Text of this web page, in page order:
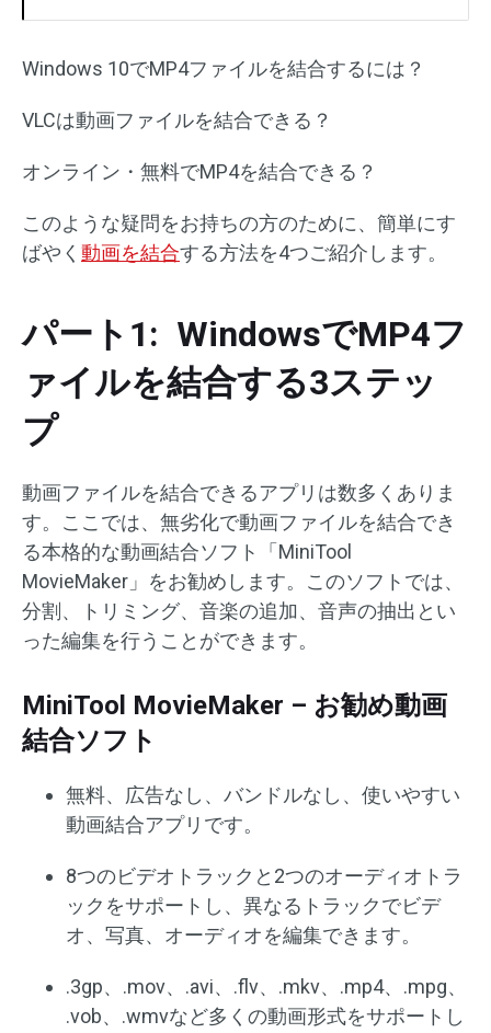
Windows 10でMP4ファイルを結合するには？
VLCは動画ファイルを結合できる？
オンライン・無料でMP4を結合できる？
このような疑問をお持ちの方のために、簡単にす
ばやく 動画を結合する方法を4つご紹介します。
パート1: WindowsでMP4フ
ァイルを結合する3ステッ
プ
動画ファイルを結合できるアプリは数多くありま
す。ここでは、無劣化で動画ファイルを結合でき
る本格的な動画結合ソフト「MiniTool
MovieMaker」をお勧めします。このソフトでは、
分割、トリミング、音楽の追加、音声の抽出とい
った編集を行うことができます。
MiniTool MovieMaker – お勧め動画
結合ソフト
無料、広告なし、バンドルなし、使いやすい
動画結合アプリです。
8つのビデオトラックと2つのオーディオトラ
ックをサポートし、異なるトラックでビデ
オ、写真、オーディオを編集できます。
.3gp、.mov、.avi、.flv、.mkv、.mp4、.mpg、
.vob、.wmvなど多くの動画形式をサポートし